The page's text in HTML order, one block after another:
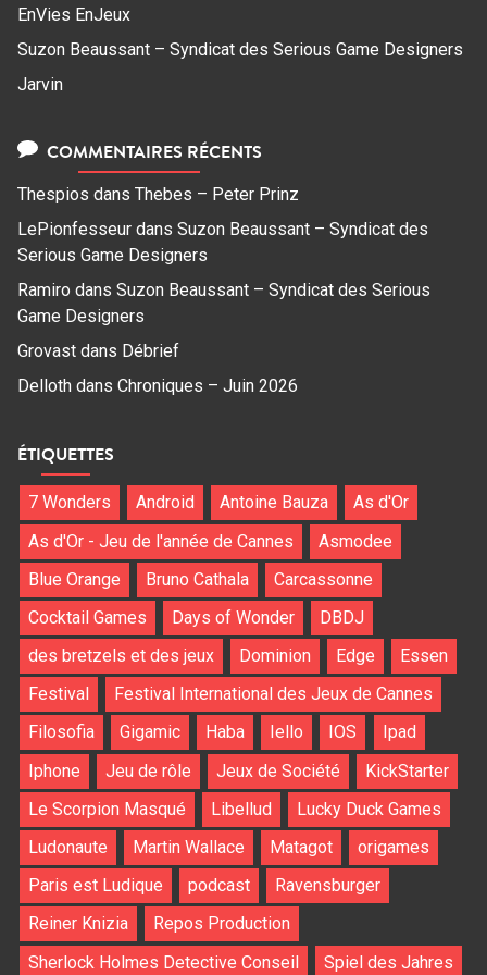
EnVies EnJeux
Suzon Beaussant – Syndicat des Serious Game Designers
Jarvin
COMMENTAIRES RÉCENTS
Thespios dans Thebes – Peter Prinz
LePionfesseur dans Suzon Beaussant – Syndicat des
Serious Game Designers
Ramiro dans Suzon Beaussant – Syndicat des Serious
Game Designers
Grovast dans Débrief
Delloth dans Chroniques – Juin 2026
ÉTIQUETTES
7 Wonders Android Antoine Bauza
As d'Or
As d'Or - Jeu de l'année de Cannes
Asmodee
Blue Orange
Bruno Cathala
Carcassonne
Cocktail Games
Days of Wonder
DBDJ
des bretzels et des jeux
Dominion Edge
Essen
Festival
Festival International des Jeux de Cannes
Filosofia
Gigamic Haba Iello IOS
Ipad
Iphone
Jeu de rôle Jeux de Société
KickStarter
Le Scorpion Masqué
Libellud
Lucky Duck Games
Ludonaute
Martin Wallace Matagot
origames
Paris est Ludique
podcast
Ravensburger
Reiner Knizia
Repos Production
Sherlock Holmes Detective Conseil
Spiel des Jahres